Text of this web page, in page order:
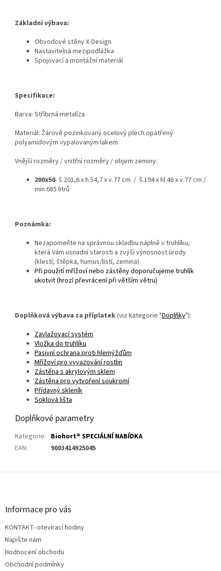
Základní výbava:
Obvodové stěny X-Design
Nastavitelná mezipodlážka
Spojovací a montážní materiál
Specifikace:
Barva: Stříbrná metalíza
Materiál: Žárově pozinkovaný ocelový plech opatřený
polyamidovým vypalovaným lakem
Vnější rozměry / vnitřní rozměry / objem zeminy:
200x50- š.201,6 x h.54,7 x v.77 cm / š.194 x hl.46 x v.77 cm /
min 685 litrů
Poznámka:
Nezapomeňte na správnou skladbu náplně v truhlíku,
která Vám usnadní starosti a zvýší výnosnost úrody
(klestí, štěpka, humus/listí, zemina)
Při použití mřížoví nebo zástěny doporučujeme truhlík
ukotvit (hrozí převrácení při větším větru)
Doplňková výbava za příplatek(viz kategorie "Doplňky"):
Zavlažovací systém
Vložka do truhlíku
Pasivní ochrana proti hlemýžďům
Mřížoví pro vyvazování rostlin
Zástěna s akrylovým sklem
Zástěna pro vytvoření soukromí
Přídavný skleník
Soklová lišta
Doplňkové parametry
Kategorie: Biohort® SPECIÁLNÍ NABÍDKA
EAN: 9003414925045
Z
Informace pro vás
KONTAKT- otevírací hodiny
Napište nám
Hodnocení obchodu
Obchodní podmínky